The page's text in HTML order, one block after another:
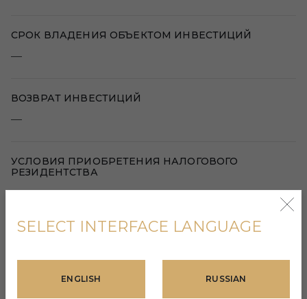
СРОК ВЛАДЕНИЯ ОБЪЕКТОМ ИНВЕСТИЦИЙ
—
ВОЗВРАТ ИНВЕСТИЦИЙ
—
УСЛОВИЯ ПРИОБРЕТЕНИЯ НАЛОГОВОГО
РЕЗИДЕНТСТВА
—
ОПЦИЯ ФИНАНСИРОВАНИЯ
SELECT INTERFACE LANGUAGE
ENGLISH RUSSIAN